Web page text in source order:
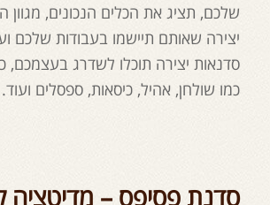
שלכם, תציג את הכלים הנכונים, מגוון
יצירה שאותם תיישמו בעבודות שלכם
סדנאות יצירה תוכלו לשדרג בעצמכם,
כמו שולחן, אהיל, כיסאות, ספסלים ועוד.
סדנת פסיפס – מדיטציה